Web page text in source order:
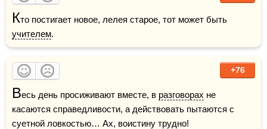
К
учителем.
+76
Весь день просиживают вместе, в разговорах не
касаются справедливости, а действовать пытаются с
суетной ловкостью… Ах, воистину трудно!